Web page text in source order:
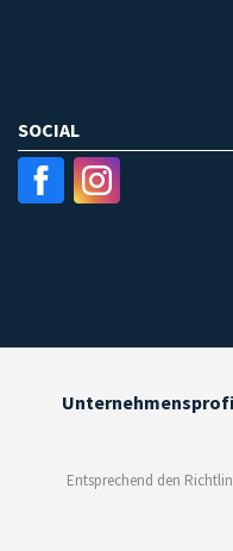
SOCIAL
Entsprechend den